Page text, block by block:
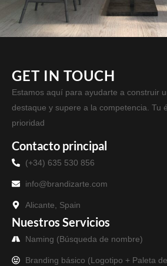
GET IN TOUCH
Estamos aquí para ayudarte a construir
destaque y supere a la competencia. Tu
prioridad
Contacto principal
(+34) 635 530 856
info@brandizarte.com
Alicante, Spain
Nuestros Servicios
Naming (Búsqueda de nombre)
Branding básico (Logotipo + Paleta